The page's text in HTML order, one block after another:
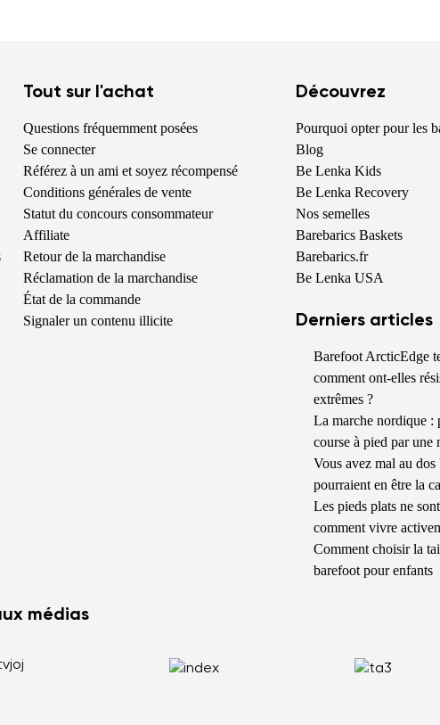
Tout sur l'achat
Questions fréquemment posées
Se connecter
Référez à un ami et soyez récompensé
Conditions générales de vente
Statut du concours consommateur
Affiliate
Retour de la marchandise
Réclamation de la marchandise
État de la commande
Signaler un contenu illicite
Découvrez
Pourquoi opter pour les
Blog
Be Lenka Kids
Be Lenka Recovery
Nos semelles
Barebarics Baskets
Barebarics.fr
Be Lenka USA
Derniers articles
Barefoot ArcticEdge
comment ont-elles
extrêmes ?
La marche nordique :
course à pied par une
Vous avez mal au dos
pourraient en être la
Les pieds plats ne
comment vivre
Comment choisir la
barefoot pour enfants
médias